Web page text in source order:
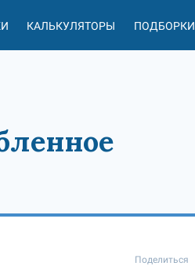
КАЛЬКУЛЯТОРЫ ПОДБОРКИ
Поделиться